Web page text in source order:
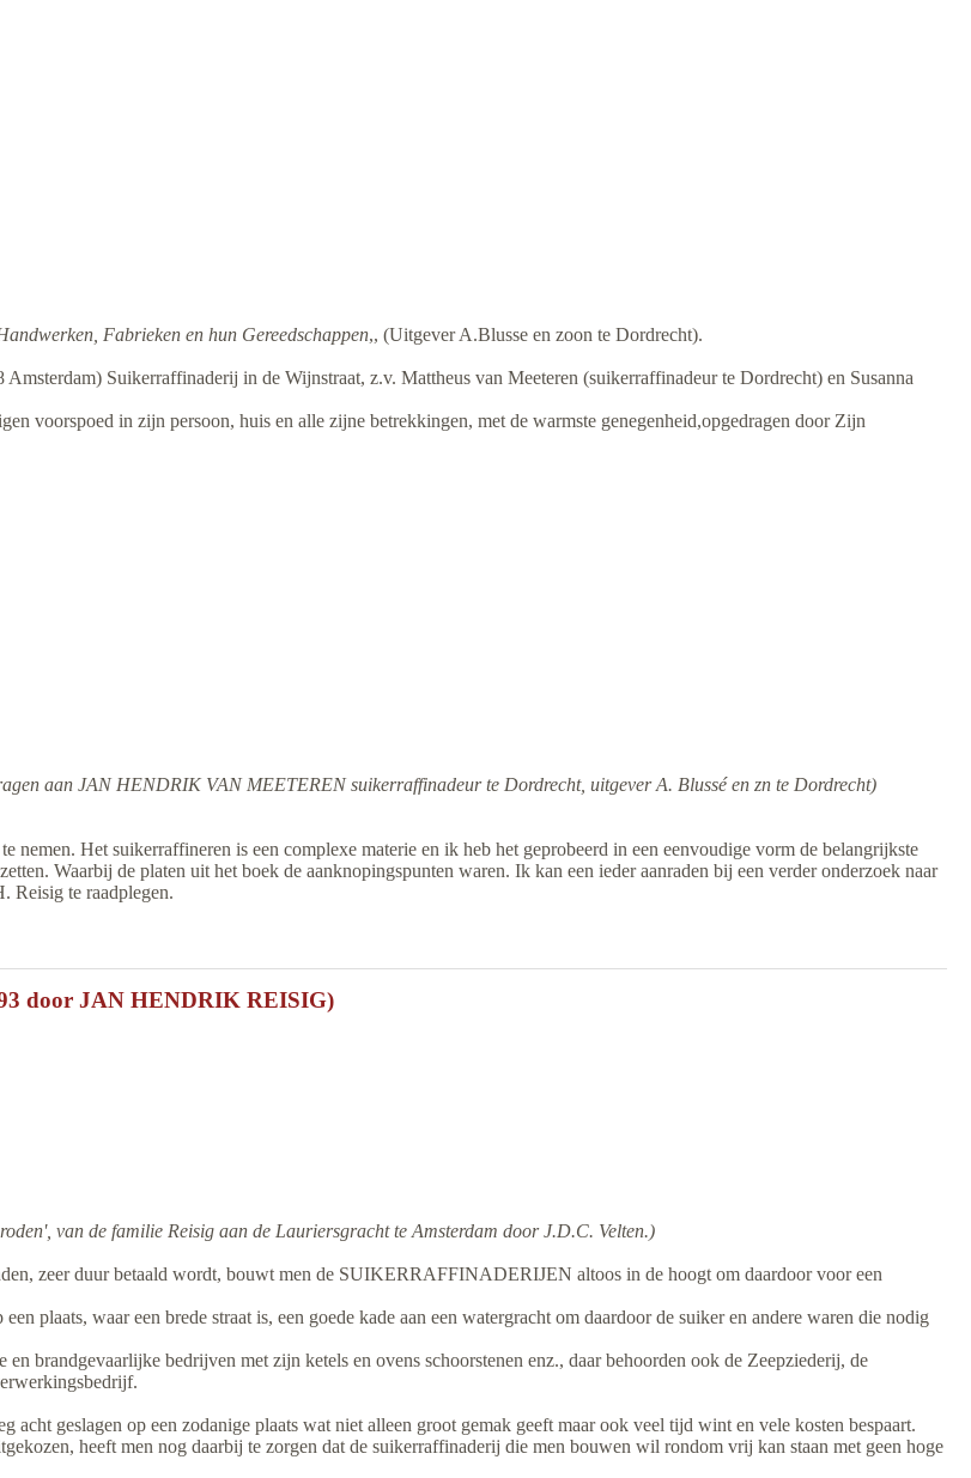
Fabrieken en hun Gereedschappen,, (Uitgever A.Blusse en zoon te Dordrecht).
Suikerraffinaderij in de Wijnstraat, z.v. Mattheus van Meeteren (suikerraffinadeur te Dordrecht) en Susanna
voorspoed in zijn persoon, huis en alle zijne betrekkingen, met de warmste genegenheid,opgedragen door Zijn
aan JAN HENDRIK VAN MEETEREN suikerraffinadeur te Dordrecht, uitgever A. Blussé en zn te Dordrecht)
Het suikerraffineren is een complexe materie en ik heb het geprobeerd in een eenvoudige vorm de belangrijkste
Waarbij de platen uit het boek de aanknopingspunten waren. Ik kan een ieder aanraden bij een verder onderzoek naar
Reisig te raadplegen.
door JAN HENDRIK REISIG)
van de familie Reisig aan de Lauriersgracht te Amsterdam door J.D.C. Velten.)
zeer duur betaald wordt, bouwt men de SUIKERRAFFINADERIJEN altoos in de hoogt om daardoor voor een
plaats, waar een brede straat is, een goede kade aan een watergracht om daardoor de suiker en andere waren die nodig
brandgevaarlijke bedrijven met zijn ketels en ovens schoorstenen enz., daar behoorden ook de Zeepziederij, de
geslagen op een zodanige plaats wat niet alleen groot gemak geeft maar ook veel tijd wint en vele kosten bespaart.
heeft men nog daarbij te zorgen dat de suikerraffinaderij die men bouwen wil rondom vrij kan staan met geen hoge